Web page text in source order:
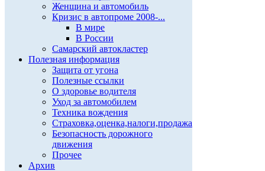
Женщина и автомобиль
Кризис в автопроме 2008-...
В мире
В России
Самарский автокластер
Полезная информация
Защита от угона
Полезные ссылки
О здоровье водителя
Уход за автомобилем
Техника вождения
Страховка,оценка,налоги,продажа
Безопасность дорожного
движения
Прочее
Архив